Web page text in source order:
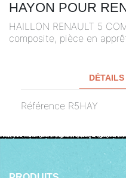
HAYON POUR
HAILLON RENAULT 5
composite, pièce en
Référence R5HAY